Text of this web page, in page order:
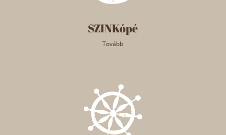
SZINKópé
Tovább